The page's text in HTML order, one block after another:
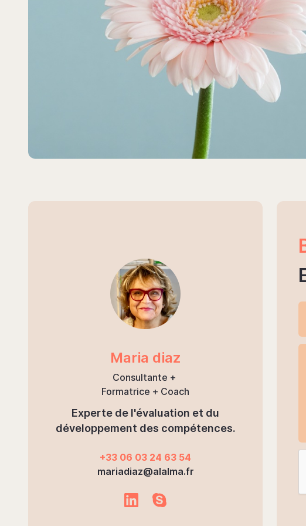
Maria diaz
Consultante +
Formatrice + Coach
Experte de l'évaluation et du
développement des compétences.
+33 06 03 24 63 54
mariadiaz@alalma.fr